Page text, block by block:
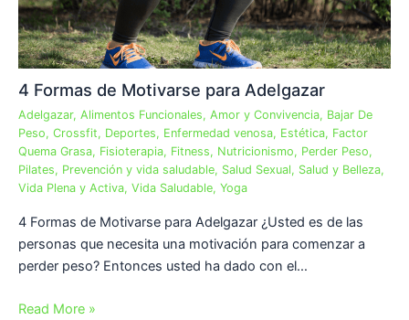
4 Formas de Motivarse para Adelgazar
Adelgazar, Alimentos Funcionales, Amor y Convivencia, Bajar De
Peso, Crossfit, Deportes, Enfermedad venosa, Estética, Factor
Quema Grasa, Fisioterapia, Fitness, Nutricionismo, Perder Peso,
Pilates, Prevención y vida saludable, Salud Sexual, Salud y Belleza,
Vida Plena y Activa, Vida Saludable, Yoga
4 Formas de Motivarse para Adelgazar ¿Usted es de las
personas que necesita una motivación para comenzar a
perder peso? Entonces usted ha dado con el…
Read More »